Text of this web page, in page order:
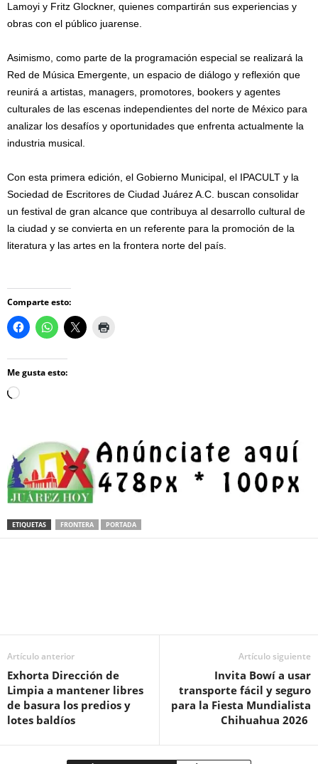
Lamoyi y Fritz Glockner, quienes compartirán sus experiencias y
obras con el público juarense.
Asimismo, como parte de la programación especial se realizará la
Red de Música Emergente, un espacio de diálogo y reflexión que
reunirá a artistas, managers, promotores, bookers y agentes
culturales de las escenas independientes del norte de México para
analizar los desafíos y oportunidades que enfrenta actualmente la
industria musical.
Con esta primera edición, el Gobierno Municipal, el IPACULT y la
Sociedad de Escritores de Ciudad Juárez A.C. buscan consolidar
un festival de gran alcance que contribuya al desarrollo cultural de
la ciudad y se convierta en un referente para la promoción de la
literatura y las artes en la frontera norte del país.
Comparte esto:
Me gusta esto:
Loading…
ETIQUETAS FRONTERA PORTADA
Artículo anterior
Exhorta Dirección de
Limpia a mantener libres
de basura los predios y
lotes baldíos
Artículo siguiente
Invita Bowí a usar
transporte fácil y seguro
para la Fiesta Mundialista
Chihuahua 2026